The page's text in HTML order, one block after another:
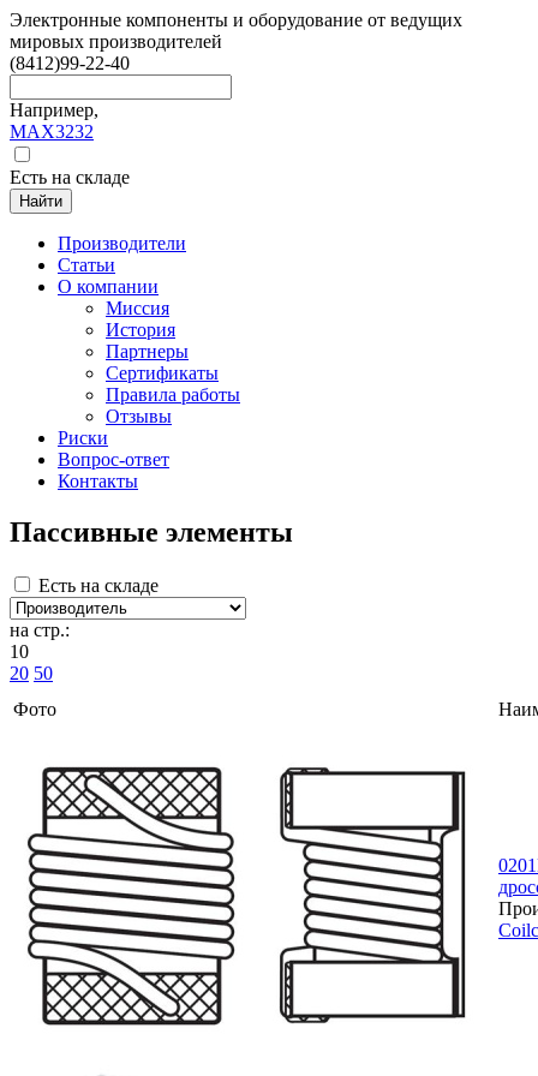
Электронные компоненты и оборудование от ведущих
мировых производителей
(8412)99-22-40
Например,
MAX3232
Есть на складе
Найти
Производители
Статьи
О компании
Миссия
История
Партнеры
Сертификаты
Правила работы
Отзывы
Риски
Вопрос-ответ
Контакты
Пассивные элементы
Есть на складе
на стр.:
10
20 50
Фото